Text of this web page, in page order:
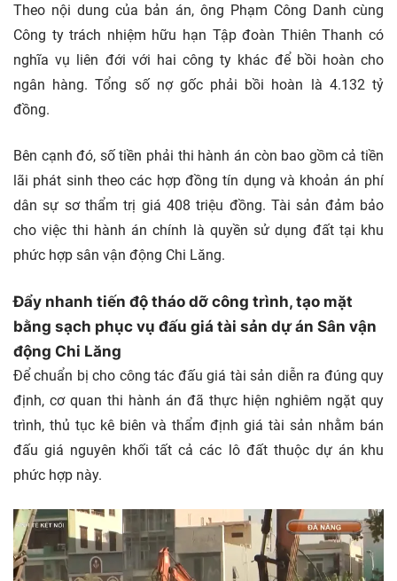
Theo nội dung của bản án, ông Phạm Công Danh cùng
Công ty trách nhiệm hữu hạn Tập đoàn Thiên Thanh có
nghĩa vụ liên đới với hai công ty khác để bồi hoàn cho
ngân hàng. Tổng số nợ gốc phải bồi hoàn là 4.132 tỷ
đồng.
Bên cạnh đó, số tiền phải thi hành án còn bao gồm cả tiền
lãi phát sinh theo các hợp đồng tín dụng và khoản án phí
dân sự sơ thẩm trị giá 408 triệu đồng. Tài sản đảm bảo
cho việc thi hành án chính là quyền sử dụng đất tại khu
phức hợp sân vận động Chi Lăng.
Đẩy nhanh tiến độ tháo dỡ công trình, tạo mặt
bằng sạch phục vụ đấu giá tài sản dự án Sân vận
động Chi Lăng
Để chuẩn bị cho công tác đấu giá tài sản diễn ra đúng quy
định, cơ quan thi hành án đã thực hiện nghiêm ngặt quy
trình, thủ tục kê biên và thẩm định giá tài sản nhằm bán
đấu giá nguyên khối tất cả các lô đất thuộc dự án khu
phức hợp này.